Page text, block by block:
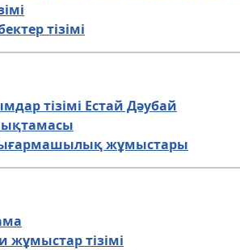
тізімі
тізімі Естай Дәубай
жұмыстары
тізімі